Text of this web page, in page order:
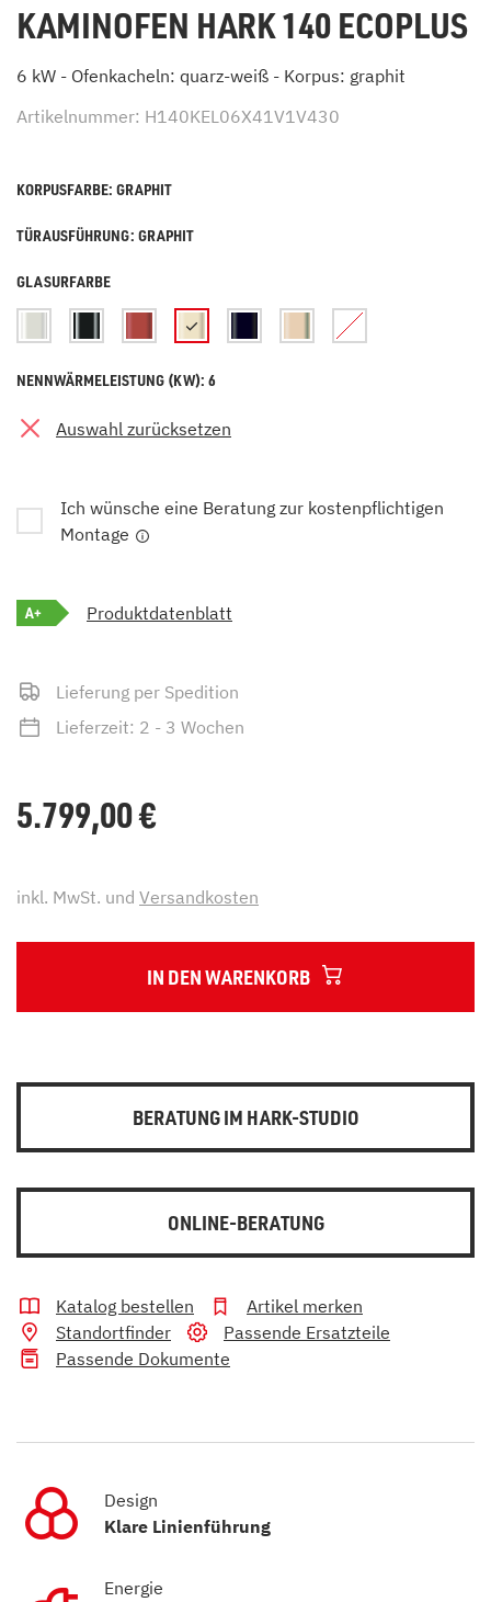
KAMINOFEN HARK 140 ECOPLUS
6 kW - Ofenkacheln: quarz-weiß - Korpus: graphit
Artikelnummer: H140KEL06X41V1V430
KORPUSFARBE: GRAPHIT
TÜRAUSFÜHRUNG: GRAPHIT
GLASURFARBE
NENNWÄRMELEISTUNG (KW): 6
Auswahl zurücksetzen
Ich wünsche eine Beratung zur kostenpflichtigen
Montage
A+ Produktdatenblatt
Lieferung per Spedition
Lieferzeit: 2 - 3 Wochen
5.799,00€
inkl. MwSt. und Versandkosten
IN DEN WARENKORB
BERATUNG IM HARK-STUDIO
ONLINE-BERATUNG
Katalog bestellen
Artikel merken
Standortfinder
Passende Ersatzteile
Passende Dokumente
Design
Klare Linienführung
Energie